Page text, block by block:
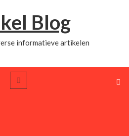
Blog
informatieve artikelen